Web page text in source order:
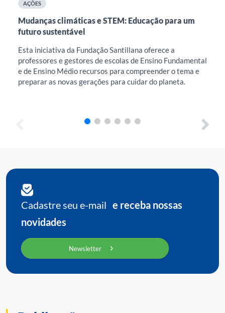
AÇÕES
Mudanças climáticas e STEM: Educação para um
futuro sustentável
Esta iniciativa da Fundação Santillana oferece a
professores e gestores de escolas de Ensino Fundamental
e de Ensino Médio recursos para compreender o tema e
preparar as novas gerações para cuidar do planeta.
Cadastre seu e-mail e receba nossas
novidades
Newsletter